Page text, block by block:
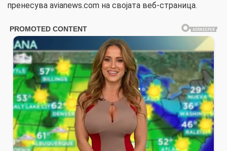
пренесува avianews.com на својата веб-страница.